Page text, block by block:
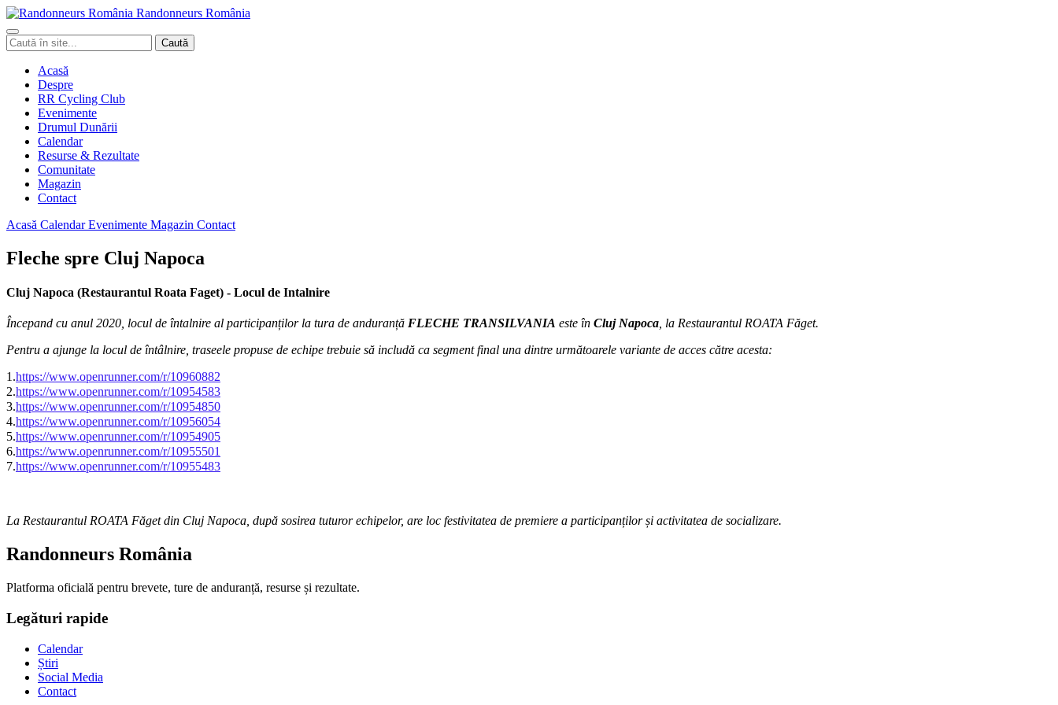
Randonneurs România
Caută
în
Caută
Acasă
Despre
RR Cycling Club
Evenimente
Drumul Dunării
Calendar
Resurse & Rezultate
Comunitate
Magazin
Contact
Acasă CalendarEvenimente Magazin Contact
Fleche spre Cluj Napoca
Cluj Napoca (Restaurantul Roata Faget) - Locul de Intalnire
Începand cu anul 2020, locul de întalnire al participanților la tura de anduranță FLECHE TRANSILVANIA este în Cluj Napoca, la Restaurantul ROATA Făget.
Pentru a ajunge la locul de întâlnire, traseele propuse de echipe trebuie să includă ca segment final una dintre următoarele variante de acces către acesta:
1.https://www.openrunner.com/r/10960882
2.https://www.openrunner.com/r/10954583
3.https://www.openrunner.com/r/10954850
4.https://www.openrunner.com/r/10956054
5.https://www.openrunner.com/r/10954905
6.https://www.openrunner.com/r/10955501
7.https://www.openrunner.com/r/10955483
La Restaurantul ROATA Făget din Cluj Napoca, după sosirea tuturor echipelor, are loc festivitatea de premiere a participanților și activitatea de socializare.
Randonneurs România
Platforma oficială pentru brevete, ture de anduranță, resurse și rezultate.
Legături rapide
Calendar
Știri
Social Media
Contact